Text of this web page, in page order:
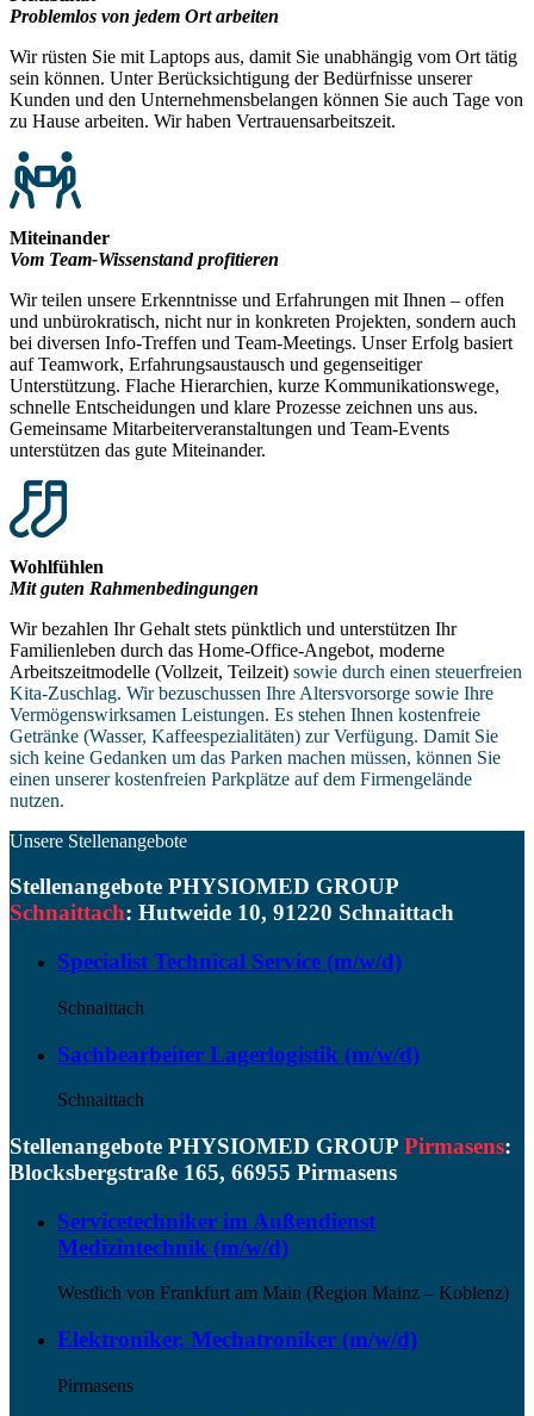
Problemlos von jedem Ort arbeiten
Wir rüsten Sie mit Laptops aus, damit Sie unabhängig vom Ort tätig
sein können. Unter Berücksichtigung der Bedürfnisse unserer
Kunden und den Unternehmensbelangen können Sie auch Tage von
zu Hause arbeiten. Wir haben Vertrauensarbeitszeit.
Miteinander
Vom Team-Wissenstand profitieren
Wir teilen unsere Erkenntnisse und Erfahrungen mit Ihnen – offen
und unbürokratisch, nicht nur in konkreten Projekten, sondern auch
bei diversen Info-Treffen und Team-Meetings. Unser Erfolg basiert
auf Teamwork, Erfahrungsaustausch und gegenseitiger
Unterstützung. Flache Hierarchien, kurze Kommunikationswege,
schnelle Entscheidungen und klare Prozesse zeichnen uns aus.
Gemeinsame Mitarbeiterveranstaltungen und Team-Events
unterstützen das gute Miteinander.
Wohlfühlen
Mit guten Rahmenbedingungen
Wir bezahlen Ihr Gehalt stets pünktlich und unterstützen Ihr
Familienleben durch das Home-Office-Angebot, moderne
Arbeitszeitmodelle (Vollzeit, Teilzeit) sowie durch einen steuerfreien
Kita-Zuschlag. Wir bezuschussen Ihre Altersvorsorge sowie Ihre
Vermögenswirksamen Leistungen. Es stehen Ihnen kostenfreie
Getränke (Wasser, Kaffeespezialitäten) zur Verfügung. Damit Sie
sich keine Gedanken um das Parken machen müssen, können Sie
einen unserer kostenfreien Parkplätze auf dem Firmengelände
nutzen.
Unsere Stellenangebote
Stellenangebote PHYSIOMED GROUP
Schnaittach: Hutweide 10, 91220 Schnaittach
Specialist Technical Service (m/w/d)
Schnaittach
Sachbearbeiter Lagerlogistik (m/w/d)
Schnaittach
Stellenangebote PHYSIOMED GROUP Pirmasens:
Blocksbergstraße 165, 66955 Pirmasens
Servicetechniker im Außendienst
Medizintechnik (m/w/d)
Westlich von Frankfurt am Main (Region Mainz – Koblenz)
Elektroniker, Mechatroniker (m/w/d)
Pirmasens